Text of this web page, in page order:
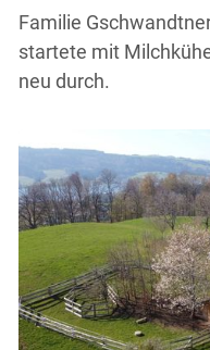
Familie
startete mit
neu durch.